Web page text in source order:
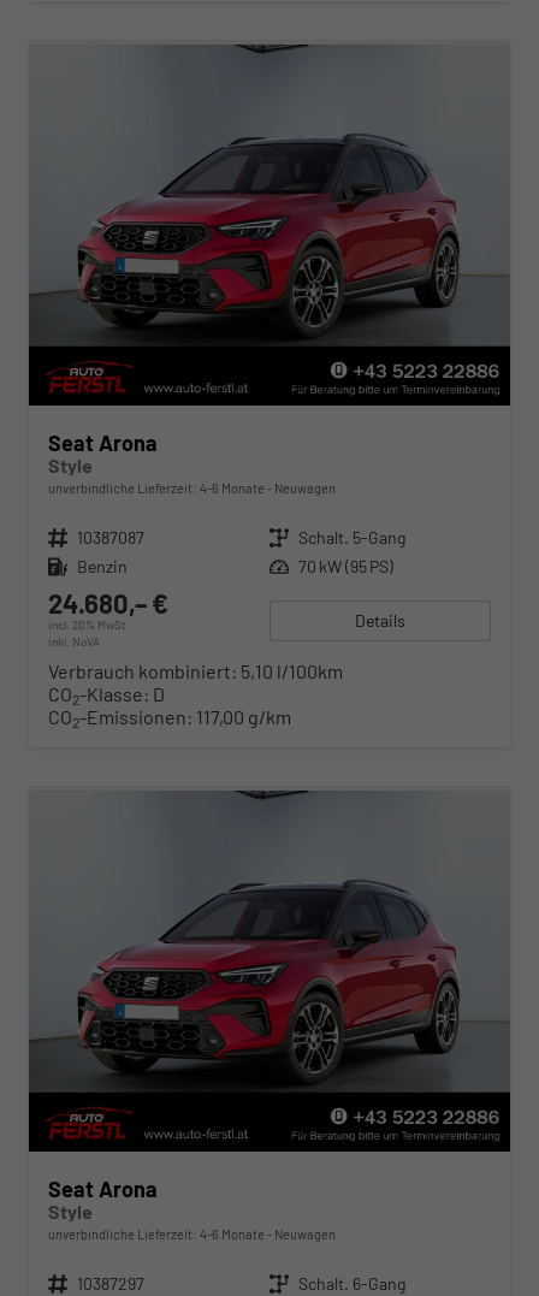
Seat Arona
Style
unverbindliche Lieferzeit: 4-6 Monate Neuwagen
Fahrzeugnr. 10387087 Getriebe Schalt. 5-Gang
Kraftstoff Benzin Leistung 70 kW (95 PS)
24.680,– €
incl. 20% MwSt.
inkl. NoVA
Details
Verbrauch kombiniert: 5,10 l/100km
CO2-Klasse: D
CO2-Emissionen: 117,00 g/km
Seat Arona
Style
unverbindliche Lieferzeit: 4-6 Monate Neuwagen
Fahrzeugnr. 10387297 Getriebe Schalt. 6-Gang